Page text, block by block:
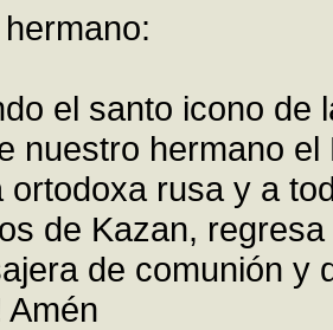
el santo icono de
nuestro hermano
ortodoxa rusa y a
de Kazan,
de comunión y
Amén